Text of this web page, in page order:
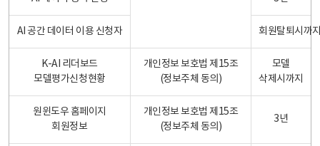
AI 공간 데이터 이용 신청자 회원탈퇴시까
K-AI 리더보드
모델평가신청현황
개인정보 보호법 제15조
(정보주체 동의)
모델
삭제시까지
원윈도우 홈페이지
회원정보
개인정보 보호법 제15조
(정보주체 동의)
3년